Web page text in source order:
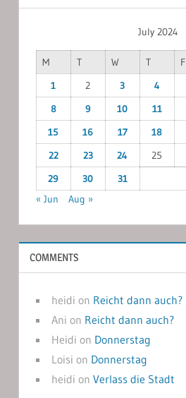
July 2024
M T W T F
1
2 3 4
8
9 10 11
15
16 17 18
22
23 24 25
29
30
31
« Jun
Aug »
COMMENTS
heidi on Reicht dann auch?
Ani on Reicht dann auch?
Heidi on Donnerstag
Loisi on Donnerstag
heidi on Verlass die Stadt